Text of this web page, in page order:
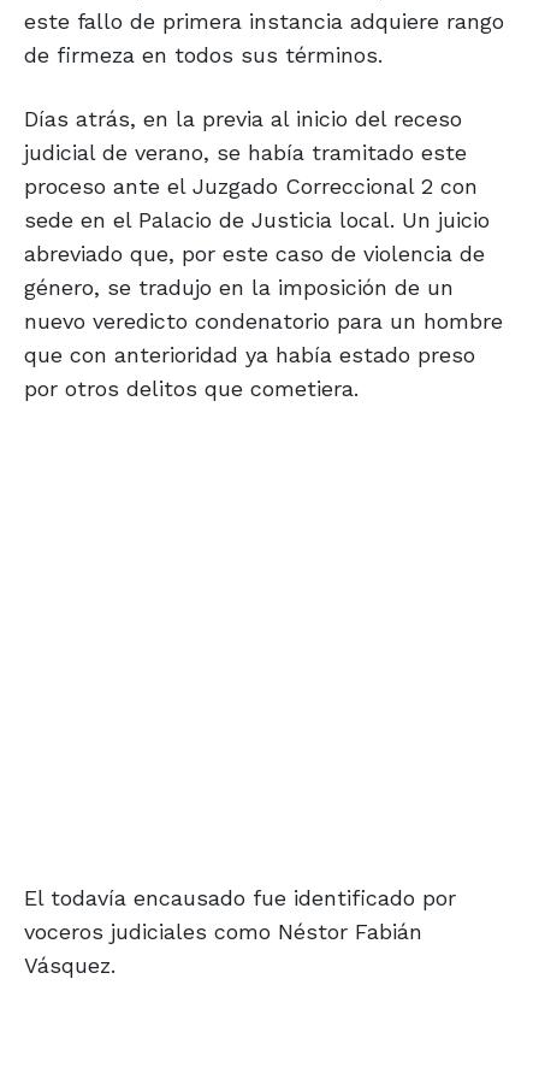
este fallo de primera instancia adquiere rango
de firmeza en todos sus términos.
Días atrás, en la previa al inicio del receso
judicial de verano, se había tramitado este
proceso ante el Juzgado Correccional 2 con
sede en el Palacio de Justicia local. Un juicio
abreviado que, por este caso de violencia de
género, se tradujo en la imposición de un
nuevo veredicto condenatorio para un hombre
que con anterioridad ya había estado preso
por otros delitos que cometiera.
El todavía encausado fue identificado por
voceros judiciales como Néstor Fabián
Vásquez.